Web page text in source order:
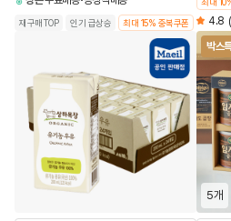
재구매TOP 인기 급상승 최대 15% 중복쿠폰 4.8
박스
5개